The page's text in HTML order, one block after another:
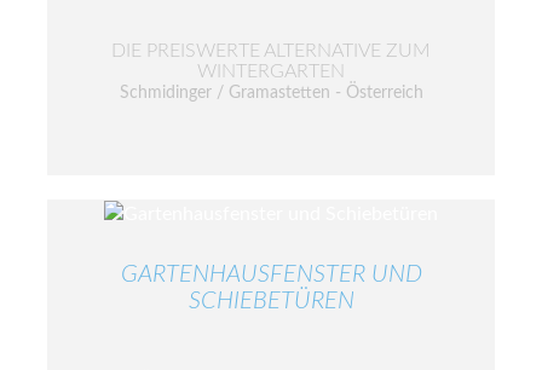
DIE PREISWERTE ALTERNATIVE ZUM
WINTERGARTEN
Schmidinger / Gramastetten - Österreich
GARTENHAUSFENSTER UND
SCHIEBETÜREN